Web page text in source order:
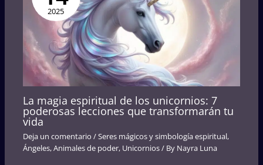
2025
La magia espiritual de los unicornios: 7
poderosas lecciones que transformarán tu
vida
Deja un comentario /Seres mágicos y simbología espiritual,
Ángeles,Animales de poder, Unicornios/ By Nayra Luna